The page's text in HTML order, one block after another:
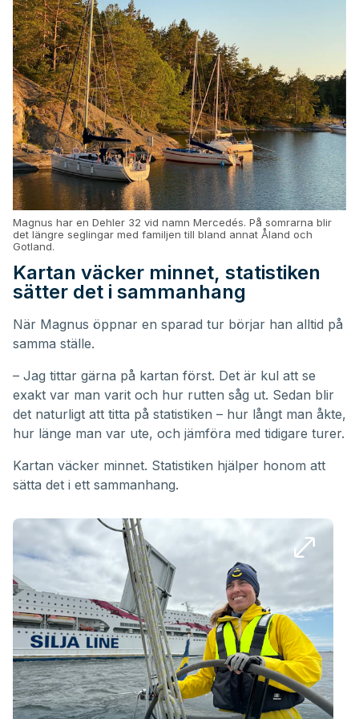
Magnus har en Dehler 32 vid namn Mercedés. På somrarna blir
det längre seglingar med familjen till bland annat Åland och
Gotland.
Kartan väcker minnet, statistiken
sätter det i sammanhang
När Magnus öppnar en sparad tur börjar han alltid på
samma ställe.
– Jag tittar gärna på kartan först. Det är kul att se
exakt var man varit och hur rutten såg ut. Sedan blir
det naturligt att titta på statistiken – hur långt man åkte,
hur länge man var ute, och jämföra med tidigare turer.
Kartan väcker minnet. Statistiken hjälper honom att
sätta det i ett sammanhang.